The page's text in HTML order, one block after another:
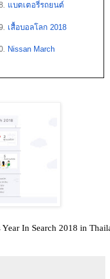
แบตเตอรี่รถยนต์
เสื้อบอลโลก 2018
Nissan March
Year In Search 2018 in